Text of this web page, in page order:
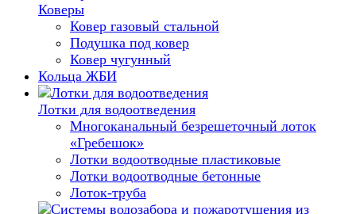
Коверы
Ковер газовый стальной
Подушка под ковер
Ковер чугунный
Кольца ЖБИ
Лотки для водоотведения
Многоканальный безрешеточный лоток
«Гребешок»
Лотки водоотводные пластиковые
Лотки водоотводные бетонные
Лоток-труба